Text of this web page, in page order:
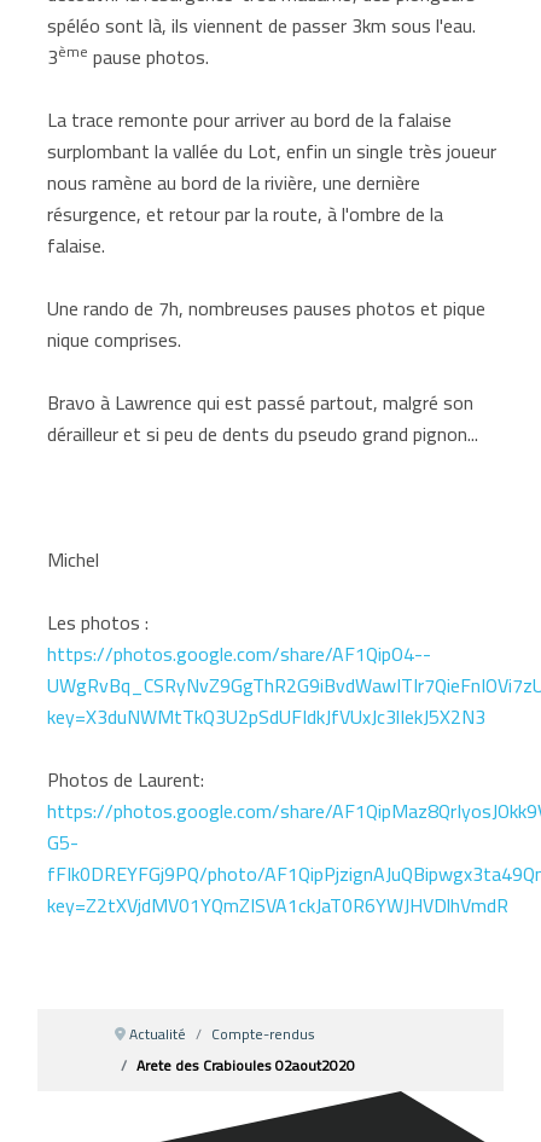
spéléo sont là, ils viennent de passer 3km sous l'eau.
3ème pause photos.
La trace remonte pour arriver au bord de la falaise
surplombant la vallée du Lot, enfin un single très joueur
nous ramène au bord de la rivière, une dernière
résurgence, et retour par la route, à l'ombre de la
falaise.
Une rando de 7h, nombreuses pauses photos et pique
nique comprises.
Bravo à Lawrence qui est passé partout, malgré son
dérailleur et si peu de dents du pseudo grand pignon...
Michel
Les photos :
https://photos.google.com/share/AF1QipO4--
key=X3duNWMtTkQ3U2pSdUFIdkJfVUxJc3lIekJ5X2N3
Photos de Laurent:
https://photos.google.com/share/
G5-
fFIk0DREYFGj9PQ/photo/
key=Z2tXVjdMV01YQmZISVA1ckJaT0R6YWJHVDlhVmdR
Actualité
Compte-rendus
Arete des Crabioules 02aout2020